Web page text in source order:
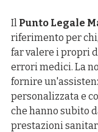
Il Punto Legale
riferimento per
far valere i propri
errori medici. La
fornire
personalizzata e
che hanno subito
prestazioni